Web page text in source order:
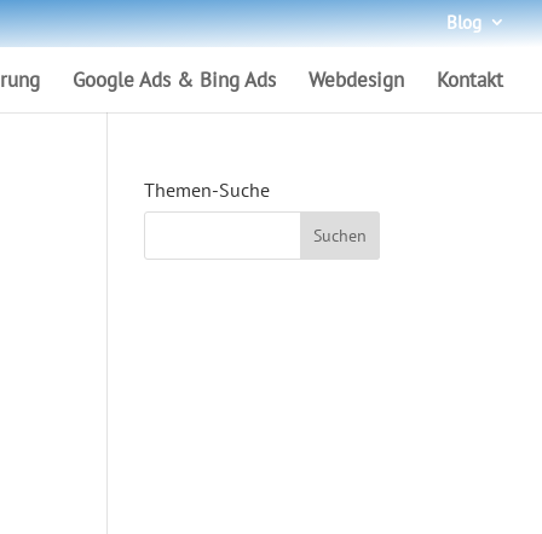
Blog
Google Ads & Bing Ads Webdesign Kontakt
Themen-Suche